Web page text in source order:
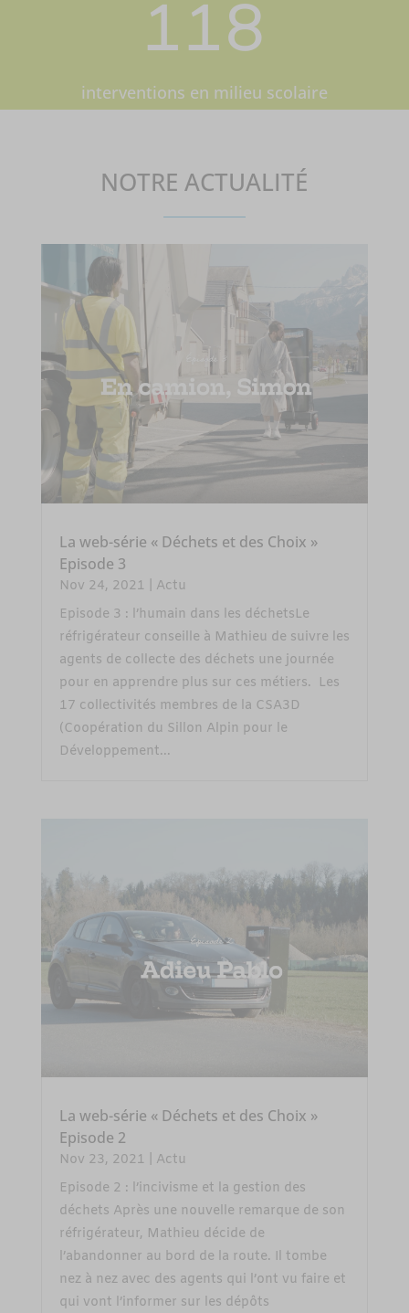
118
interventions en milieu scolaire
NOTRE ACTUALITÉ
La web-série « Déchets et des Choix »
Episode 3
Nov 24, 2021
Actu
Episode 3 : l’humain dans les déchetsLe
réfrigérateur conseille à Mathieu de suivre les
agents de collecte des déchets une journée
pour en apprendre plus sur ces métiers. Les
17 collectivités membres de la CSA3D
(Coopération du Sillon Alpin pour le
Développement...
La web-série « Déchets et des Choix »
Episode 2
Nov 23, 2021
Actu
Episode 2 : l’incivisme et la gestion des
déchets Après une nouvelle remarque de son
réfrigérateur, Mathieu décide de
l’abandonner au bord de la route. Il tombe
nez à nez avec des agents qui l’ont vu faire et
qui vont l’informer sur les dépôts